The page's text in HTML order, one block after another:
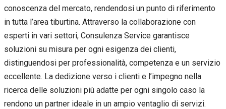
conoscenza del mercato, rendendosi un punto di riferimento
in tutta l’area tiburtina. Attraverso la collaborazione con
esperti in vari settori, Consulenza Service garantisce
soluzioni su misura per ogni esigenza dei clienti,
distinguendosi per professionalità, competenza e un servizio
eccellente. La dedizione verso i clienti e l’impegno nella
ricerca delle soluzioni più adatte per ogni singolo caso la
rendono un partner ideale in un ampio ventaglio di servizi.